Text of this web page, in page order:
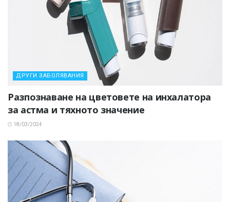
ДРУГИ ЗАБОЛЯВАНИЯ
Разпознаване на цветовете на инхалатора
за астма и тяхното значение
18/03/2024